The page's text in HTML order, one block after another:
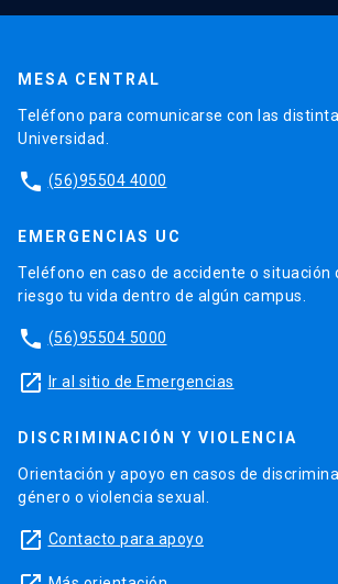
MESA CENTRAL
Teléfono para comunicarse con las
Universidad.
phone (56)95504 4000
EMERGENCIAS UC
Teléfono en caso de accidente o situación
riesgo tu vida dentro de algún campus.
phone (56)95504 5000
launch Ir al sitio de Emergencias
DISCRIMINACIÓN Y VIOLENCIA
Orientación y apoyo en casos de
género o violencia sexual.
launch Contacto para apoyo